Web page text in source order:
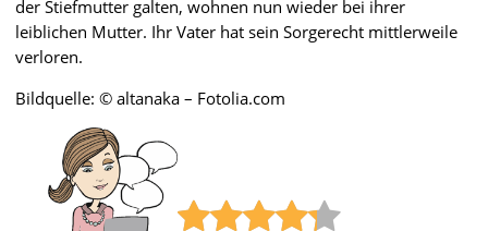
der Stiefmutter galten, wohnen nun wieder bei ihrer
leiblichen Mutter. Ihr Vater hat sein Sorgerecht mittlerweile
verloren.
Bildquelle: © altanaka – Fotolia.com